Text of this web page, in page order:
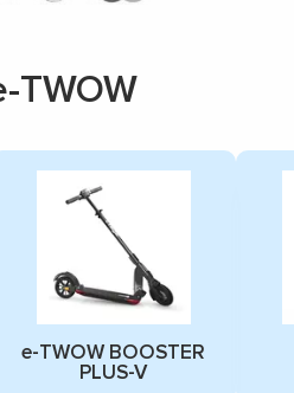
TWOW
e-TWOW BOOSTER
PLUS-V